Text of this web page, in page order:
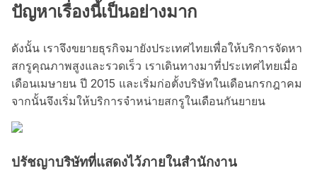
ปัญหาเรื่องนี้เป็นอย่างมาก
ดังนั้น เราจึงขยายธุรกิจมายังประเทศไทยเพื่อให้บริการจัดหา
สกรูคุณภาพสูงและรวดเร็ว เราเดินทางมาที่ประเทศไทยเมื่อ
เดือนเมษายน ปี 2015 และเริ่มก่อตั้งบริษัทในเดือนกรกฎาคม
จากนั้นจึงเริ่มให้บริการจำหน่ายสกรูในเดือนกันยายน
ปรัชญาบริษัทที่แสดงไว้ภายในสำนักงาน